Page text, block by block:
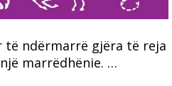
të ndërmarrë gjëra të reja
marrëdhënie. …